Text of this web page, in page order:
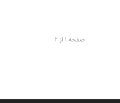
صفحه ۱ از ۲